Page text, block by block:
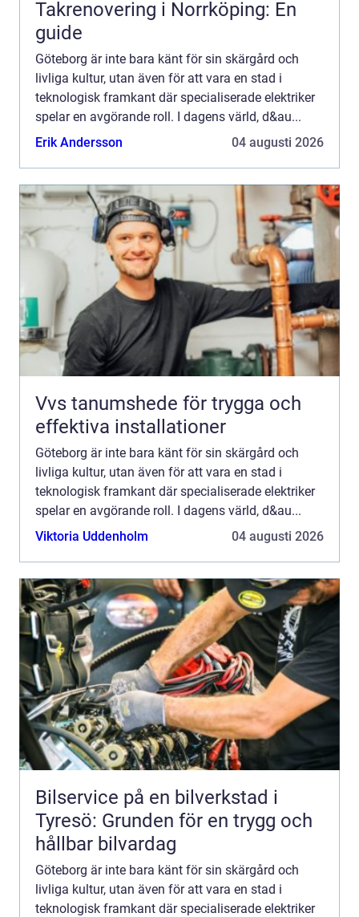
Takrenovering i Norrköping: En
guide
Göteborg är inte bara känt för sin skärgård och
livliga kultur, utan även för att vara en stad i
teknologisk framkant där specialiserade elektriker
spelar en avgörande roll. I dagens värld, d&au...
Erik Andersson
04 augusti 2026
Vvs tanumshede för trygga och
effektiva installationer
Göteborg är inte bara känt för sin skärgård och
livliga kultur, utan även för att vara en stad i
teknologisk framkant där specialiserade elektriker
spelar en avgörande roll. I dagens värld, d&au...
Viktoria Uddenholm
04 augusti 2026
Bilservice på en bilverkstad i
Tyresö: Grunden för en trygg och
hållbar bilvardag
Göteborg är inte bara känt för sin skärgård och
livliga kultur, utan även för att vara en stad i
teknologisk framkant där specialiserade elektriker